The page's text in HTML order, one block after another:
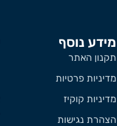
מידע נוסף
תקנון האתר
מדיניות פרטיות
מדיניות קוקיז
הצהרת נגישות